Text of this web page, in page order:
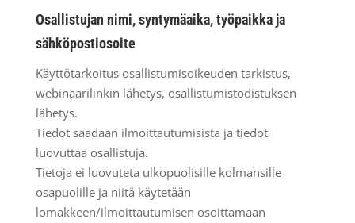
Osallistujan nimi, syntymäaika, työpaikka ja
sähköpostiosoite
Käyttötarkoitus osallistumisoikeuden tarkistus,
webinaarilinkin lähetys, osallistumistodistuksen
lähetys.
Tiedot saadaan ilmoittautumisista ja tiedot
luovuttaa osallistuja.
Tietoja ei luovuteta ulkopuolisille kolmansille
osapuolille ja niitä käytetään
lomakkeen/ilmoittautumisen osoittamaan